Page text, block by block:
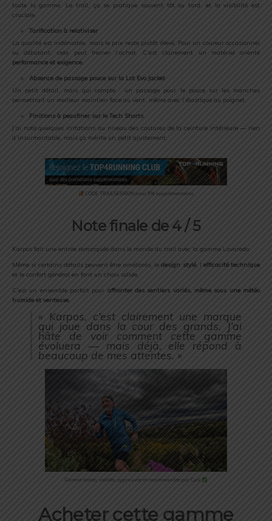
toute lagamme. Le trail, ça se pratique souvent tôtoutard, et lavisibilitéest
cruciale.
Tarification à relativiser
La qualité est indéniable, mais le prix reste plutôt élevé. Pour un coureuroccasionnel
ou débutant,cela peut freiner l’achat. C’estclairement un matérielorienté
performance et exigence.
Absencede passage pouce sur la Lot Evo Jacket
Un petitdétail, mais qui compte : un passage pour le pouce sur les manches
permettrait un meilleur maintien face au vent, même avec l’élastique au poignet.
Finitionsà peaufiner sur leTech Shorts
J’ai notéquelques irritations au niveaudes coutures de laceinture intérieure — rien
d’insurmontable, mais ça mérite un petit ajustement.
CODE TRAILSESSION pour 5% supplémentaires
Note finale de 4 /5
Karpos fait une entrée remarquée dans le monde du trail avec la gamme Lavaredo.
Même si certains détails peuventêtre améliorés, ledesign stylé, l’efficacitétechnique
et le confort général en font un choix solide.
C’est un ensemble parfait pour affronterdes sentiers variés, même sous une météo
humide et venteuse.
« Karpos, c’est clairement une marque
qui jouedans la cour des grands.J’ai
hâte de voir comment cette gamme
évoluera — mais déjà, elle répond à
beaucoup de mes attentes. »
Gamme testée, validée, approuvée et recommandée par Cyril
Acheter cette gamme